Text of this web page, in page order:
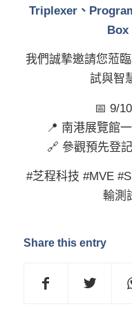
Triplexer、
Box
我們誠摯邀請您蒞
試與智
📅 9/
📍 南港展覽館
🔗 參觀預先登記
#芝程科技 #MVE
輸測
Share this entry